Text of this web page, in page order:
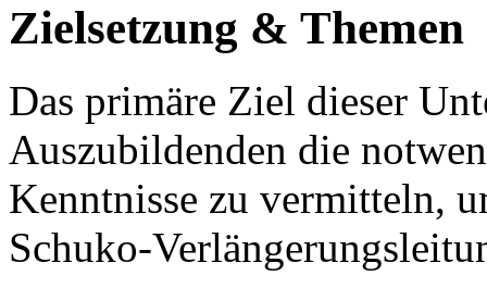
Zielsetzung & Themen
Das primäre Ziel dieser
Auszubildenden die
Kenntnisse zu vermitteln,
Schuko-